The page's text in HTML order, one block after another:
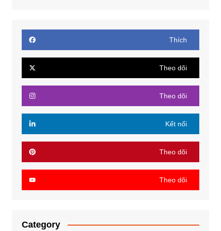
Thích
Theo dõi
Theo dõi
Kết nối
Theo dõi
Theo dõi
Category